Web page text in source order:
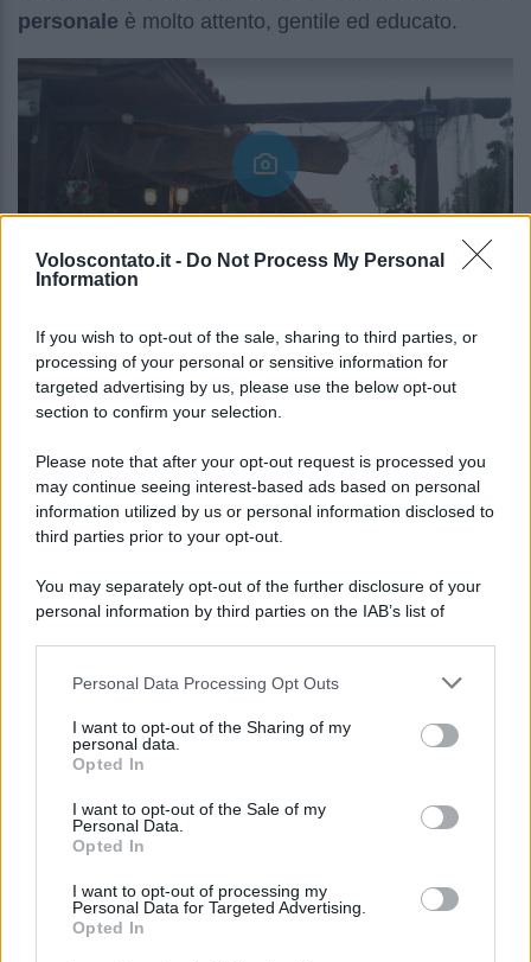
Voloscontato.it - Do Not Process My Personal
Information
If you wish to opt-out of the sale, sharing to third parties, or
processing of your personal or sensitive information for
targeted advertising by us, please use the below opt-out
section to confirm your selection.
Please note that after your opt-out request is processed you
may continue seeing interest-based ads based on personal
information utilized by us or personal information disclosed to
third parties prior to your opt-out.
You may separately opt-out of the further disclosure of your
personal information by third parties on the IAB’s list of
This information may also be disclosed by us to third parties
disclose it to other third parties.
Please note that this website/app uses one or more Google
services and may gather and store information including but
not limited to your visit or usage behaviour. You may click to
grant or deny consent to Google and its third-party tags to
consent section.
Personal Data Processing Opt Outs
I want to opt-out of the Sharing of my
personal data.
Opted In
I want to opt-out of the Sale of my
Personal Data.
Opted In
I want to opt-out of processing my
Personal Data for Targeted Advertising.
Opted In
personale è molto attento, gentile ed educato.